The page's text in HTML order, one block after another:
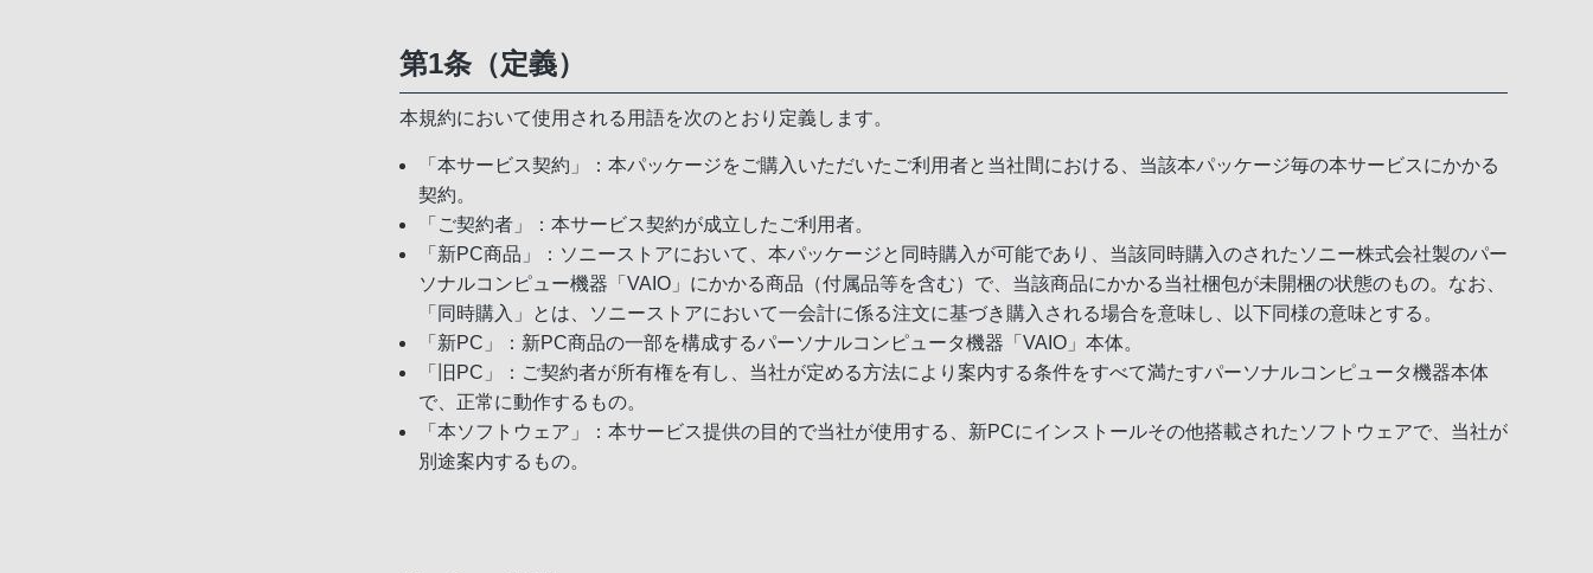
第1条（定義）
本規約において使用される用語を次のとおり定義します。
「本サービス契約」：本パッケージをご購入いただいたご利用者と当社間における、当該本パッケージ毎の本サービスにかかる
契約。
「ご契約者」：本サービス契約が成立したご利用者。
「新PC商品」：ソニーストアにおいて、本パッケージと同時購入が可能であり、当該同時購入のされたソニー株式会社製のパー
ソナルコンピュー機器「VAIO」にかかる商品（付属品等を含む）で、当該商品にかかる当社梱包が未開梱の状態のもの。なお、
「同時購入」とは、ソニーストアにおいて一会計に係る注文に基づき購入される場合を意味し、以下同様の意味とする。
「新PC」：新PC商品の一部を構成するパーソナルコンピュータ機器「VAIO」本体。
「旧PC」：ご契約者が所有権を有し、当社が定める方法により案内する条件をすべて満たすパーソナルコンピュータ機器本体
で、正常に動作するもの。
「本ソフトウェア」：本サービス提供の目的で当社が使用する、新PCにインストールその他搭載されたソフトウェアで、当社が
別途案内するもの。